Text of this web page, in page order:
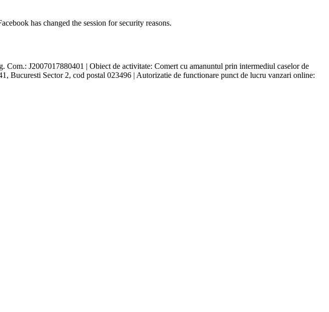
has changed the session for security reasons.
J2007017880401 | Obiect de activitate: Comert cu amanuntul prin intermediul caselor de
Bucuresti Sector 2, cod postal 023496 | Autorizatie de functionare punct de lucru vanzari online: